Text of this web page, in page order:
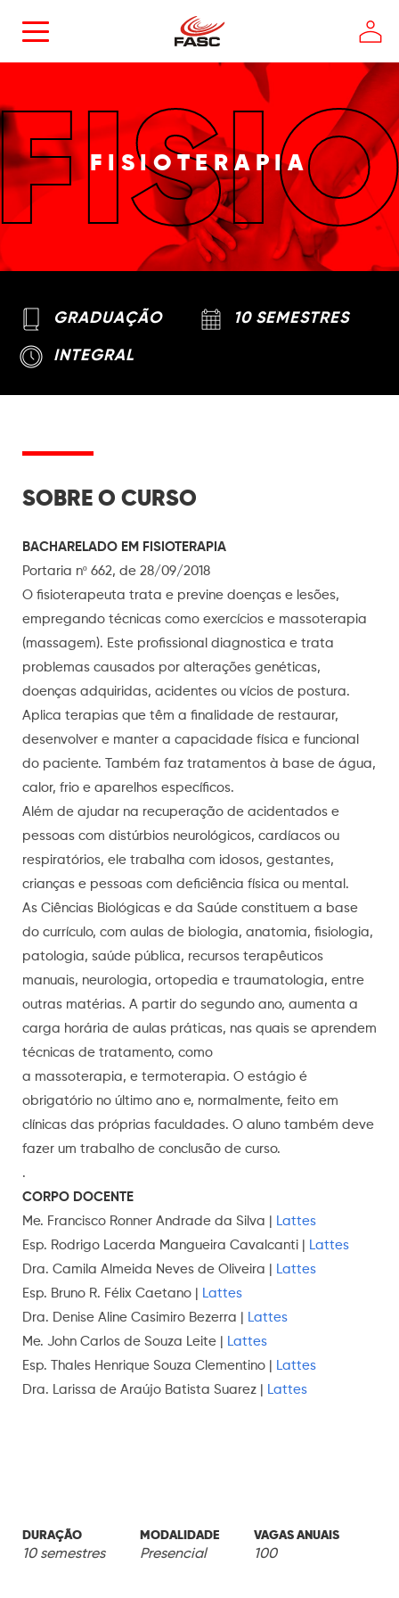
FISIOTERAPIA
GRADUAÇÃO 10 SEMESTRES
INTEGRAL
SOBRE O CURSO
BACHARELADO EM FISIOTERAPIA
Portaria nº 662, de 28/09/2018
O fisioterapeuta trata e previne doenças e lesões,
empregando técnicas como exercícios e massoterapia
(massagem). Este profissional diagnostica e trata
problemas causados por alterações genéticas,
doenças adquiridas, acidentes ou vícios de postura.
Aplica terapias que têm a finalidade de restaurar,
desenvolver e manter a capacidade física e funcional
do paciente. Também faz tratamentos à base de água,
calor, frio e aparelhos específicos.
Além de ajudar na recuperação de acidentados e
pessoas com distúrbios neurológicos, cardíacos ou
respiratórios, ele trabalha com idosos, gestantes,
crianças e pessoas com deficiência física ou mental.
As Ciências Biológicas e da Saúde constituem a base
do currículo, com aulas de biologia, anatomia, fisiologia,
patologia, saúde pública, recursos terapêuticos
manuais, neurologia, ortopedia e traumatologia, entre
outras matérias. A partir do segundo ano, aumenta a
carga horária de aulas práticas, nas quais se aprendem
técnicas de tratamento, como
a massoterapia, e termoterapia. O estágio é
obrigatório no último ano e, normalmente, feito em
clínicas das próprias faculdades. O aluno também deve
fazer um trabalho de conclusão de curso.
.
CORPO DOCENTE
Me. Francisco Ronner Andrade da Silva |
Lattes
Esp. Rodrigo Lacerda Mangueira Cavalcanti |
Lattes
Dra. Camila Almeida Neves de Oliveira |
Lattes
Esp. Bruno R. Félix Caetano |
Lattes
Dra. Denise Aline Casimiro Bezerra |
Lattes
Me. John Carlos de Souza Leite |
Lattes
Esp. Thales Henrique Souza Clementino |
Lattes
Dra. Larissa de Araújo Batista Suarez |
Lattes
DURAÇÃO
10 semestres
MODALIDADE
Presencial
VAGAS ANUAIS
100